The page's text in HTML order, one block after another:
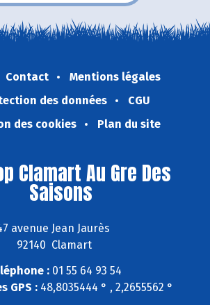
Contact
Mentions légales
des données
CGU
des cookies
Plan du site
Clamart Au Gre Des
Saisons
avenue Jean Jaurès
92140 Clamart
:01 55 64 93 54
GPS :48,8035444 ° , 2,2655562 °